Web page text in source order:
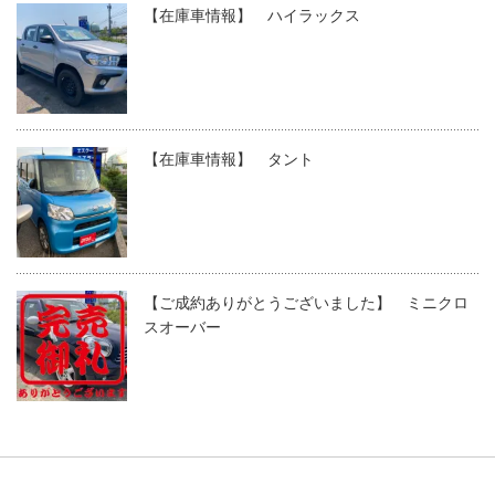
【在庫車情報】 ハイラックス
【在庫車情報】 タント
【ご成約ありがとうございました】 ミニクロ
スオーバー